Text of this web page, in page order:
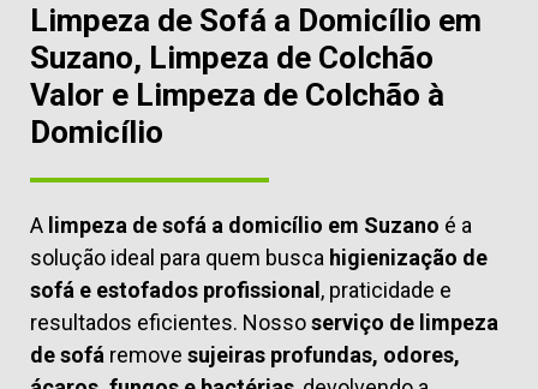
Limpeza de Sofá a Domicílio em
Suzano, Limpeza de Colchão
Valor e Limpeza de Colchão à
Domicílio
A limpeza de sofá a domicílio em Suzano é a
solução ideal para quem busca higienização de
sofá e estofados profissional, praticidade e
resultados eficientes. Nossoserviço de limpeza
de sofá remove sujeiras profundas, odores,